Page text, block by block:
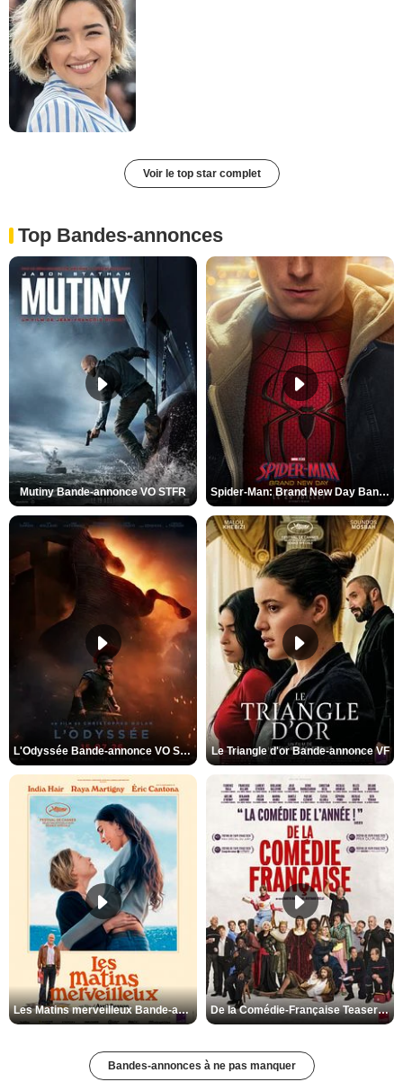
Voir le top star complet
Top Bandes-annonces
Mutiny Bande-annonce VO STFR Spider-Man: Brand New Day Bande-annonce VO STFR
L'Odyssée Bande-annonce VO STFR Le Triangle d'or Bande-annonce VF
Les Matins merveilleux Bande-annonce VF De la Comédie-Française Teaser VF
Bandes-annonces à ne pas manquer